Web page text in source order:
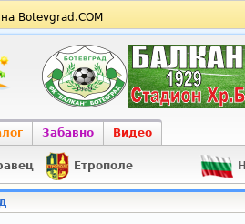
на Botevgrad.COM
Забавно Видео
Етрополе